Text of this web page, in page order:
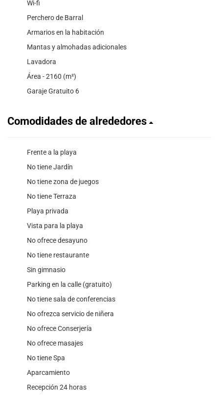
Wi-fi
Perchero de Barral
Armarios en la habitación
Mantas y almohadas adicionales
Lavadora
Área - 2160 (m²)
Garaje Gratuito 6
Comodidades de alrededores
Frente a la playa
No tiene Jardín
No tiene zona de juegos
No tiene Terraza
Playa privada
Vista para la playa
No ofrece desayuno
No tiene restaurante
Sin gimnasio
Parking en la calle (gratuito)
No tiene sala de conferencias
No ofrezca servicio de niñera
No ofrece Conserjería
No ofrece masajes
No tiene Spa
Aparcamiento
Recepción 24 horas